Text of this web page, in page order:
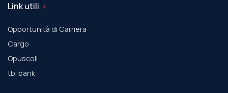
Link utili
Opportunità di Carriera
Cargo
Οpuscoli
tbi bank